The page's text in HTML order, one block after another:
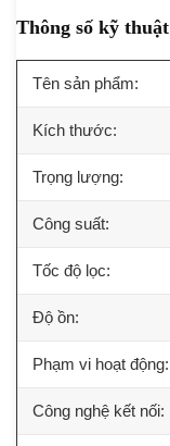
Thông số kỹ thuật
Tên sản phẩm:
Kích thước:
Trọng lượng:
Công suất:
Tốc độ lọc:
Độ ồn:
Phạm vi hoạt động:
Công nghệ kết nối: